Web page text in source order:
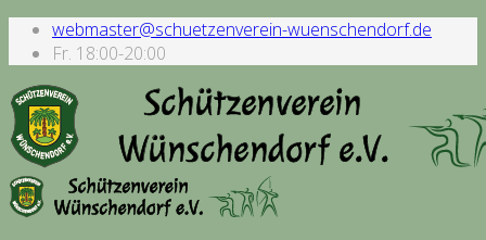
webmaster@schuetzenverein-wuenschendorf.de
Fr. 18:00-20:00